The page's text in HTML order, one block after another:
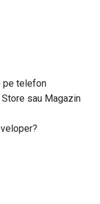
pe telefon
sau Magazin